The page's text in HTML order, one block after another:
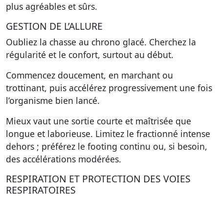
plus agréables et sûrs.
GESTION DE L’ALLURE
Oubliez la chasse au chrono glacé. Cherchez la
régularité et le confort, surtout au début.
Commencez doucement, en marchant ou
trottinant, puis accélérez progressivement une fois
l’organisme bien lancé.
Mieux vaut une sortie courte et maîtrisée que
longue et laborieuse. Limitez le fractionné intense
dehors ; préférez le footing continu ou, si besoin,
des accélérations modérées.
RESPIRATION ET PROTECTION DES VOIES
RESPIRATOIRES